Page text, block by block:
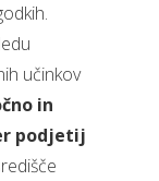
učinkov
in
podjetij